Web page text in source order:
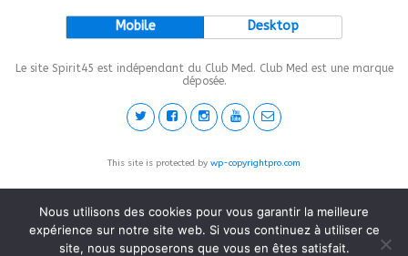
Mobile Desktop
Le site Spirit45 est indépendant du Club Med. Club Med est une marque
déposée.
This site is protected by wp-copyrightpro.com
Nous utilisons des cookies pour vous garantir la meilleure
expérience sur notre site web. Si vous continuez à utiliser ce
site, nous supposerons que vous en êtes satisfait.